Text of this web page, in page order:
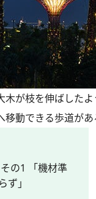
が枝を伸ばした
移動できる歩道が
の1 「機材準
ず」